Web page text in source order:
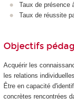
Taux de présence
Taux de réussite
Objectifs
Acquérir les
les relations
Être en capacité
concrètes rencontrées